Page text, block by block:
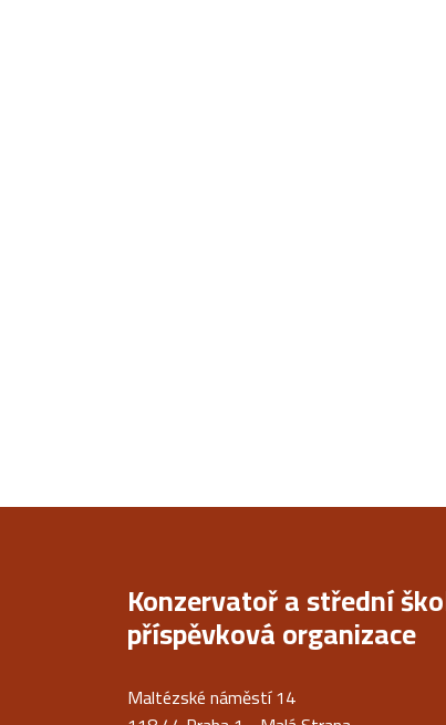
Konzervatoř a střední
příspěvková organizace
Maltézské náměstí 14